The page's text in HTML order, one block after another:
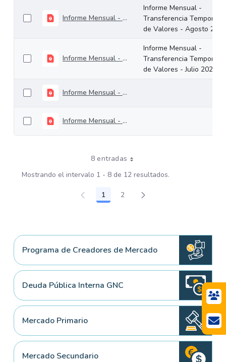
Informe Mensual - Transferencia Temporal de Valores - Agosto 2022
Informe Mensual -
Transferencia Temporal
de Valores - Agosto 2022
Informe Mensual - Transferencia Temporal de Valores - Julio 2022
Informe Mensual -
Transferencia Temporal
de Valores - Julio 2022
Informe Mensual - Transferencia Temporal de Valores - Junio 2022
Informe Mensual - Transferencia Temporal de Valores - Mayo 2022
8 entradas
Mostrando el intervalo 1 - 8 de 12 resultados.
Página
1 Página
2
Programa de Creadores de Mercado
Deuda Pública Interna GNC
Mercado Primario
Mercado Secundario